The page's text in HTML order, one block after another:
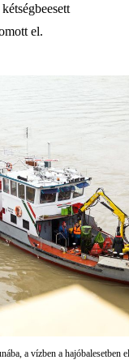
el.
a vízben a hajóbalesetben